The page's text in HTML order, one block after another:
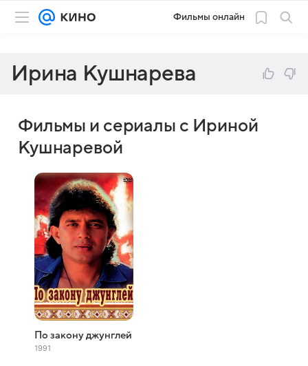
Фильмы онлайн
Ирина Кушнарева
Фильмы и сериалы с Ириной
Кушнаревой
По закону джунглей
1991